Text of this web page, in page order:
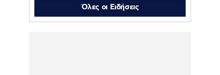
χρόνια ο πατέρας του, Χόρχε – Ήταν ο
μέντορας του και ο ατζέντης του
Όλες οι Ειδήσεις